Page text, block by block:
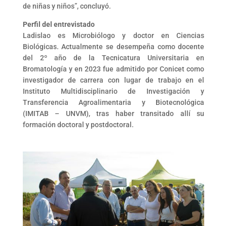
de niñas y niños”, concluyó.
Perfil del entrevistado
Ladislao es Microbiólogo y doctor en Ciencias
Biológicas. Actualmente se desempeña como docente
del 2º año de la Tecnicatura Universitaria en
Bromatología y en 2023 fue admitido por Conicet como
investigador de carrera con lugar de trabajo en el
Instituto Multidisciplinario de Investigación y
Transferencia Agroalimentaria y Biotecnológica
(IMITAB – UNVM), tras haber transitado allí su
formación doctoral y postdoctoral.